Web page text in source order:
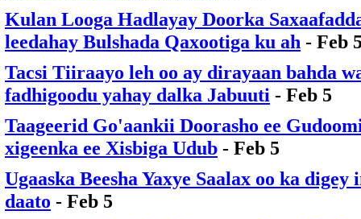
Kulan Looga Hadlayay Doorka
leedahay Bulshada Qaxootiga ku ah - Feb
Tacsi Tiiraayo leh oo ay dirayaan bahda
fadhigoodu yahay dalka Jabuuti - Feb 5
Taageerid Go'aankii Doorasho ee
xigeenka ee Xisbiga Udub - Feb 5
Ugaaska Beesha Yaxye Saalax oo ka
daato - Feb 5